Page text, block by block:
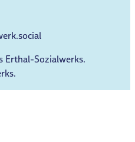
Erthal-Sozialwerks.